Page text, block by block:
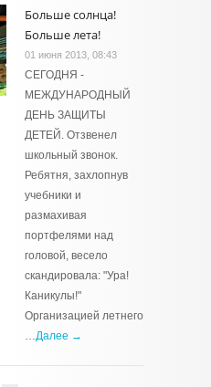
Больше солнца!
Больше лета!
01 июня 2013, 08:43
СЕГОДНЯ -
МЕЖДУНАРОДНЫЙ
ДЕНЬ ЗАЩИТЫ
ДЕТЕЙ. Отзвенел
школьный звонок.
Ребятня, захлопнув
учебники и
размахивая
портфелями над
головой, весело
скандировала: "Ура!
Каникулы!"
Организацией летнего
…Далее →